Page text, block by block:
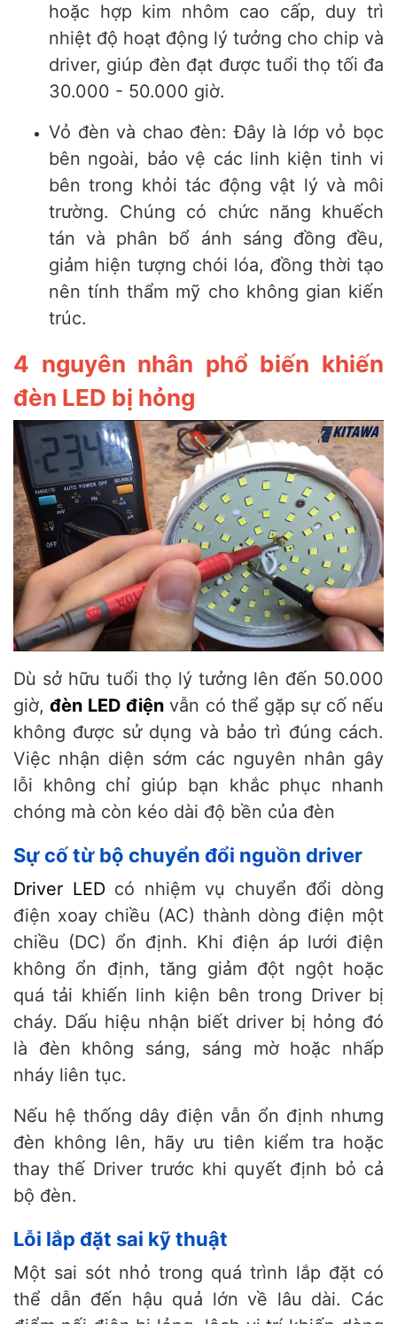
hoặc hợp kim nhôm cao cấp, duy trì
nhiệt độ hoạt động lý tưởng cho chip và
driver, giúp đèn đạt được tuổi thọ tối đa
30.000 - 50.000 giờ.
Vỏ đèn và chao đèn: Đây là lớp vỏ bọc
bên ngoài, bảo vệ các linh kiện tinh vi
bên trong khỏi tác động vật lý và môi
trường. Chúng có chức năng khuếch
tán và phân bổ ánh sáng đồng đều,
giảm hiện tượng chói lóa, đồng thời tạo
nên tính thẩm mỹ cho không gian kiến
trúc.
4 nguyên nhân phổ biến khiến
đèn LED bị hỏng
Dù sở hữu tuổi thọ lý tưởng lên đến 50.000
giờ,đèn LED điệnvẫn có thể gặp sự cố nếu
không được sử dụng và bảo trì đúng cách.
Việc nhận diện sớm các nguyên nhân gây
lỗi không chỉ giúp bạn khắc phục nhanh
chóng mà còn kéo dài độ bền của đèn
Sự cố từ bộ chuyển đổi nguồn driver
Driver LEDcó nhiệm vụ chuyển đổi dòng
điện xoay chiều (AC) thành dòng điện một
chiều (DC) ổn định. Khi điện áp lưới điện
không ổn định, tăng giảm đột ngột hoặc
quá tải khiến linh kiện bên trong Driver bị
cháy. Dấu hiệu nhận biết driver bị hỏng đó
là đèn không sáng, sáng mờ hoặc nhấp
nháy liên tục.
Nếu hệ thống dây điện vẫn ổn định nhưng
đèn không lên, hãy ưu tiên kiểm tra hoặc
thay thế Driver trước khi quyết định bỏ cả
bộ đèn.
Lỗi lắp đặt sai kỹ thuật
Một sai sót nhỏ trong quá trình lắp đặt có
thể dẫn đến hậu quả lớn về lâu dài. Các